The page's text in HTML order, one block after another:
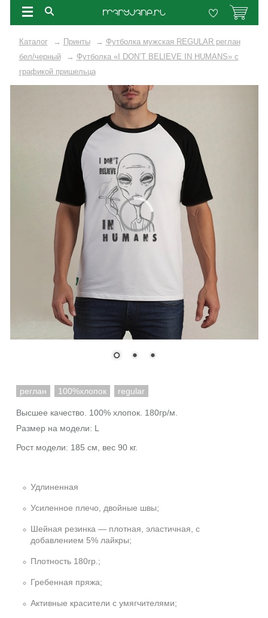
Каталог → Принты → Футболка мужская REGULAR реглан
бел/черный
→ Футболка «I DON’T BELIEVE IN HUMANS» с
графикой пришельца
реглан 100%хлопок regular
Высшее качество. 100% хлопок. 180гр/м.
Размер на модели: L
Рост модели: 185 см, вес 90 кг.
Удлиненная
Усиленное плечо, двойные швы;
Шейная резинка — плотная, эластичная, с
добавлением 5% лайкры;
Плотность 180гр.;
Гребенная пряжа;
Активные красители с умягчителями;